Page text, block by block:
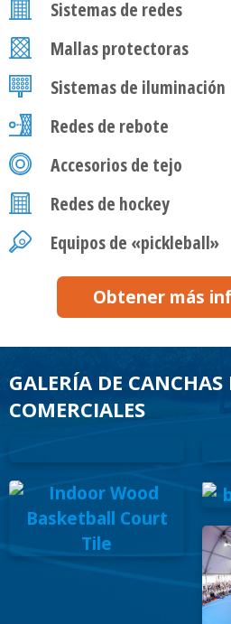
Sistemas de redes
Mallas protectoras
Sistemas de iluminación
Redes de rebote
Accesorios de tejo
Redes de hockey
Equipos de «pickleball»
Obtener más
GALERÍA DE
COMERCIALES